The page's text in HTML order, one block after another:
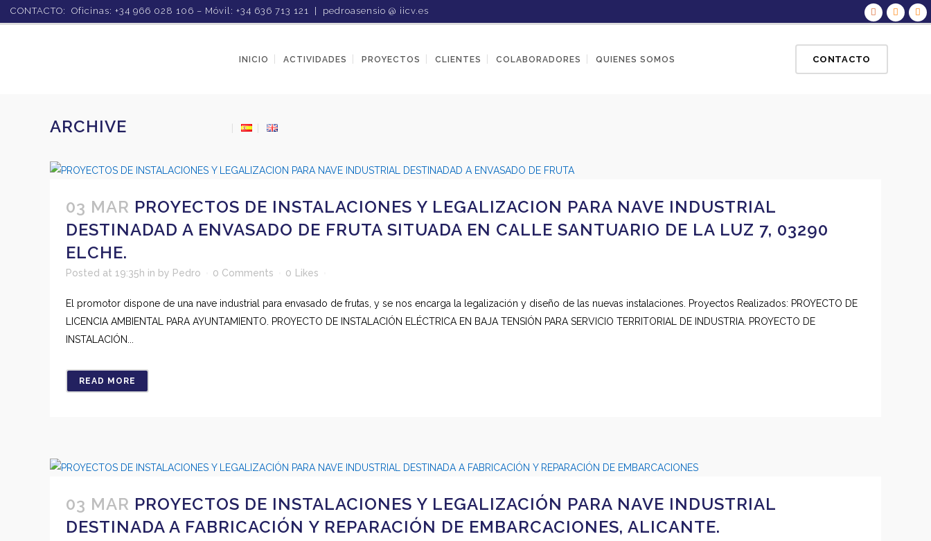
CONTACTO: Oficinas: +34 966 028 106 – Móvil: +34 636 713 121 | pedroasensio @ iicv.es
CONTACTO
INICIO ACTIVIDADES PROYECTOS CLIENTES COLABORADORES QUIENES SOMOS
ARCHIVE
03 MAR PROYECTOS DE INSTALACIONES Y LEGALIZACION PARA NAVE INDUSTRIAL
DESTINADAD A ENVASADO DE FRUTA SITUADA EN CALLE SANTUARIO DE LA LUZ 7, 03290
ELCHE.
Posted at 19:35h in by Pedro 0 Comments 0 Likes
El promotor dispone de una nave industrial para envasado de frutas, y se nos encarga la legalización y diseño de las nuevas instalaciones. Proyectos Realizados: PROYECTO DE
LICENCIA AMBIENTAL PARA AYUNTAMIENTO. PROYECTO DE INSTALACIÓN ELÉCTRICA EN BAJA TENSIÓN PARA SERVICIO TERRITORIAL DE INDUSTRIA. PROYECTO DE
INSTALACIÓN...
READ MORE
03 MAR PROYECTOS DE INSTALACIONES Y LEGALIZACIÓN PARA NAVE INDUSTRIAL
DESTINADA A FABRICACIÓN Y REPARACIÓN DE EMBARCACIONES, ALICANTE.